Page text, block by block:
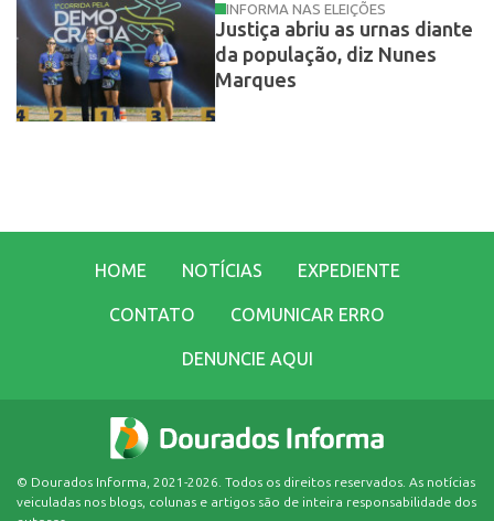
INFORMA NAS ELEIÇÕES
Justiça abriu as urnas diante
da população, diz Nunes
Marques
HOME NOTÍCIAS EXPEDIENTE
CONTATO COMUNICAR ERRO
DENUNCIE AQUI
© Dourados Informa, 2021-2026. Todos os direitos reservados. As notícias
veiculadas nos blogs, colunas e artigos são de inteira responsabilidade dos